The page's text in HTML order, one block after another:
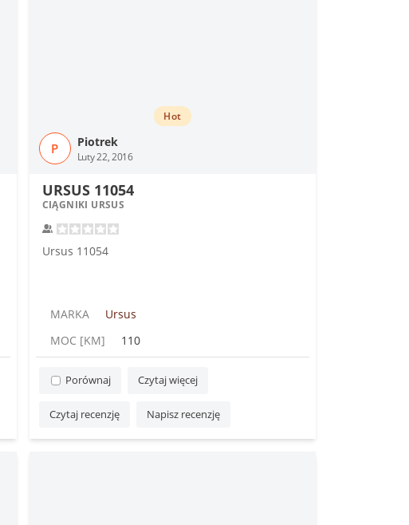
P Piotrek
Luty 22, 2016
Hot
URSUS 11054
CIĄGNIKI URSUS
Ursus 11054
MARKA
Ursus
MOC [KM]
110
Porównaj Czytaj więcej
Czytaj recenzję Napisz recenzję